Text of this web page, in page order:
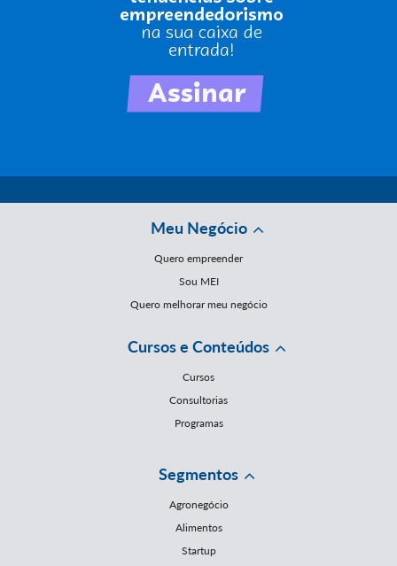
Meu Negócio
Quero empreender
Sou MEI
Quero melhorar meu negócio
Cursos e Conteúdos
Cursos
Consultorias
Programas
Segmentos
Agronegócio
Alimentos
Startup